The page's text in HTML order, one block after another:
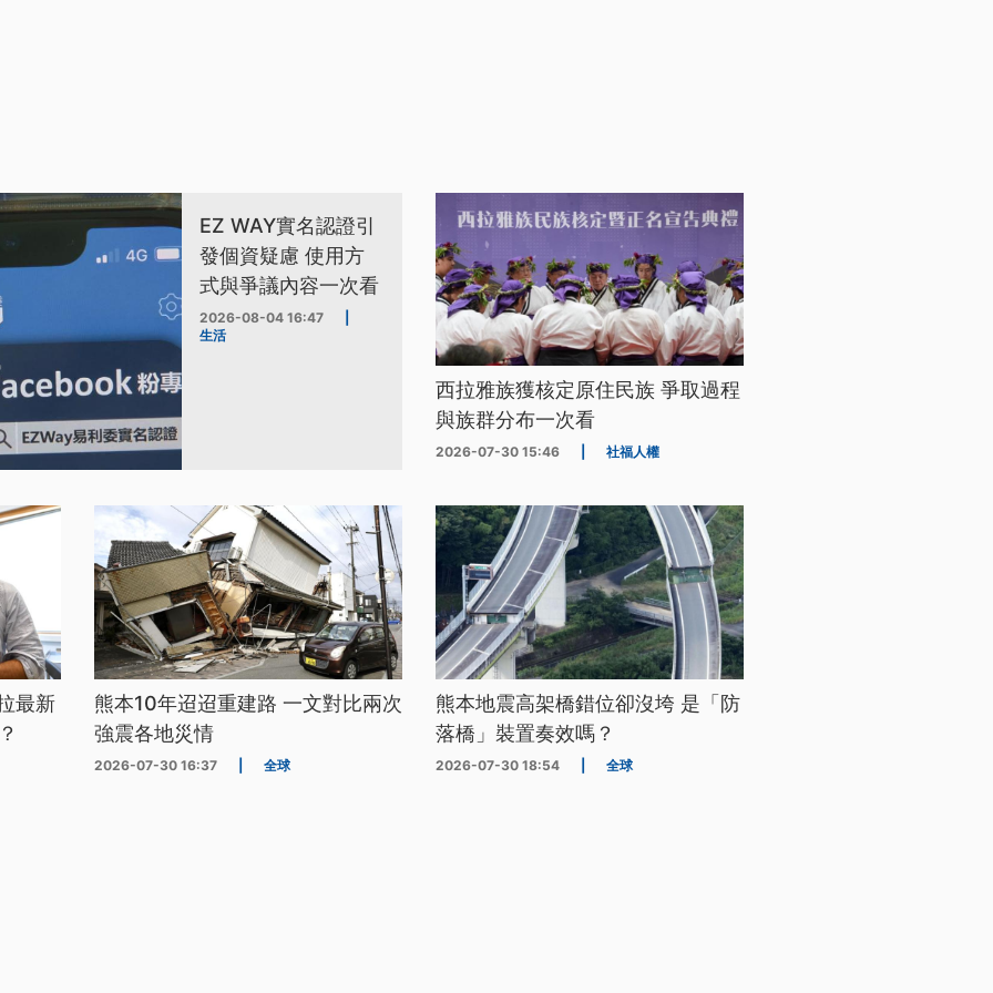
EZ WAY實名認證引
發個資疑慮 使用方
式與爭議內容一次看
2026-08-04 16:47
生活
西拉雅族獲核定原住民族 爭取過程
與族群分布一次看
2026-07-30 15:46 社福人權
最新
熊本10年迢迢重建路 一文對比兩次
強震各地災情
2026-07-30 16:37 全球
熊本地震高架橋錯位卻沒垮 是「防
落橋」裝置奏效嗎？
2026-07-30 18:54 全球